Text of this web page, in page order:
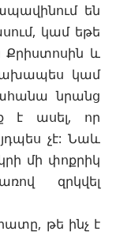
են
կամ եթե
Քրիստոսին և
կամ
նրանց
ասել, որ
չէ: Նաև
մի փոքրիկ
զրկվել
թե ինչ է